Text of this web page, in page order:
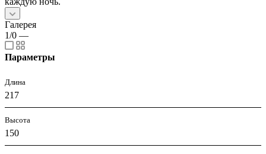
Галерея
1/0 —
Параметры
Длина
217
Высота
150